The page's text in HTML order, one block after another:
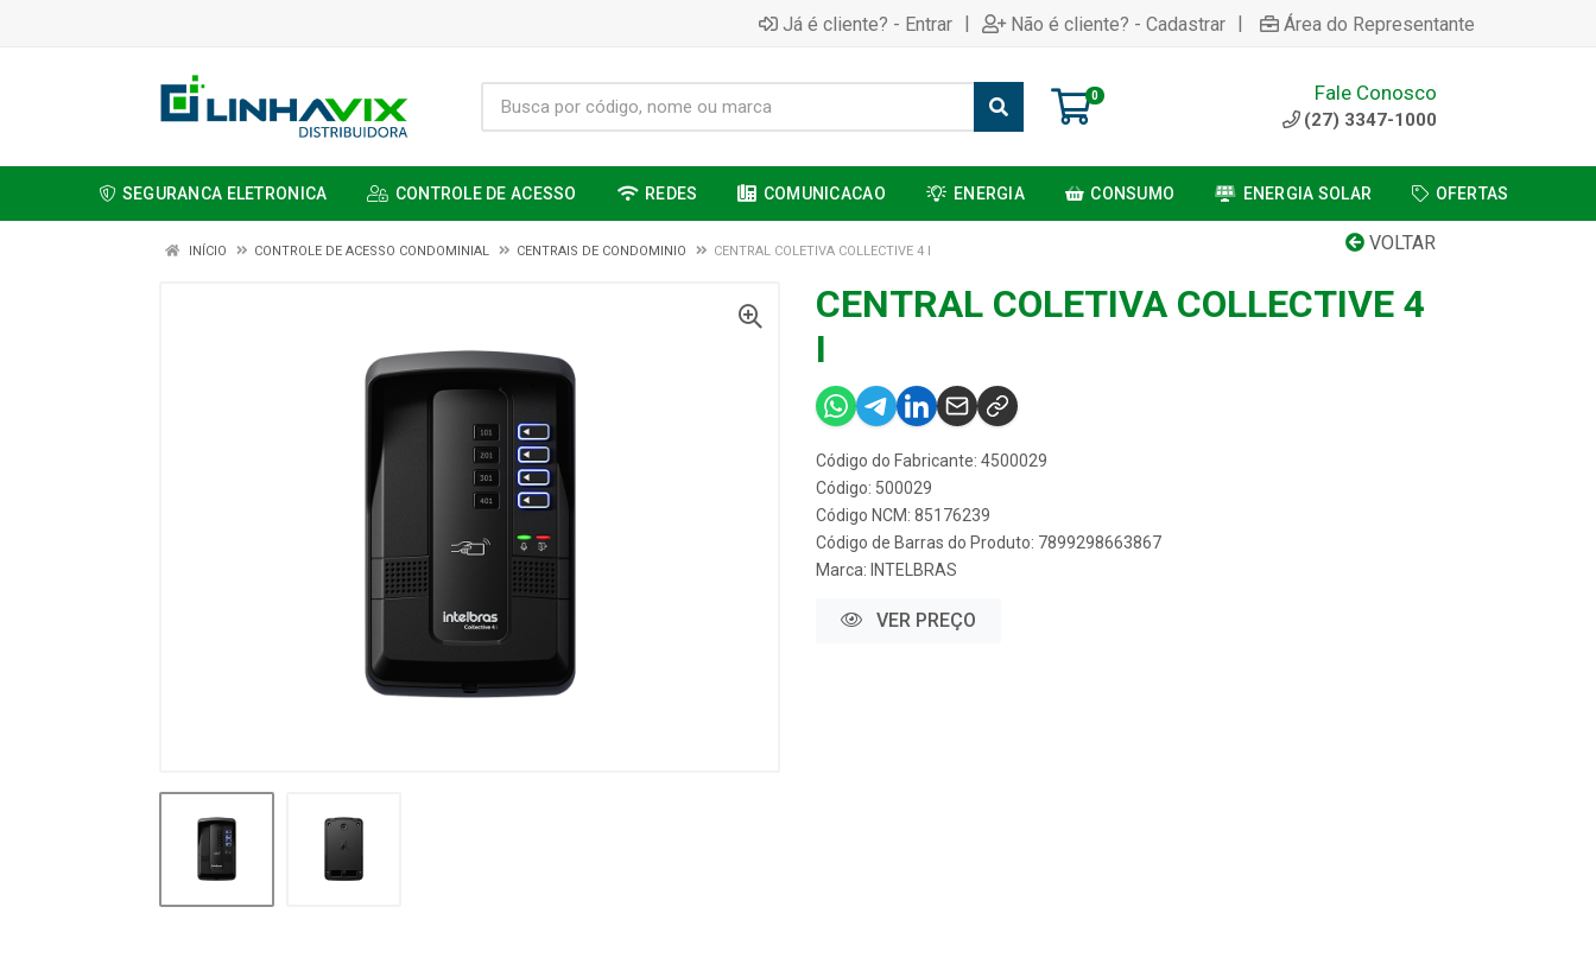
Já é cliente? - Entrar | Não é cliente? - Cadastrar | Área do Representante
0 Fale Conosco
(27) 3347-1000
SEGURANCA ELETRONICA CONTROLE DE ACESSO REDES COMUNICACAO ENERGIA CONSUMO ENERGIA SOLAR OFERTAS
VOLTAR
INÍCIO CONTROLE DE ACESSO CONDOMINIAL CENTRAIS DE CONDOMINIO CENTRAL COLETIVA COLLECTIVE 4 I
CENTRAL COLETIVA COLLECTIVE 4
I
Código do Fabricante: 4500029
Código: 500029
Código NCM: 85176239
Código de Barras do Produto: 7899298663867
Marca: INTELBRAS
VER PREÇO